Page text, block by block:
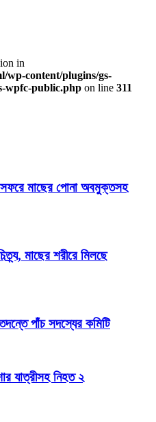
in
wp-content/plugins/gs-
wpfc-public.php on line 311
সফরে মাছের পোনা অবমুক্তসহ
মাছের শরীরে মিলছে
পাঁচ সদস্যের কমিটি
যাত্রীসহ নিহত ২